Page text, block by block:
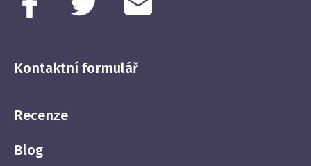
Kontaktní formulář
Recenze
Blog